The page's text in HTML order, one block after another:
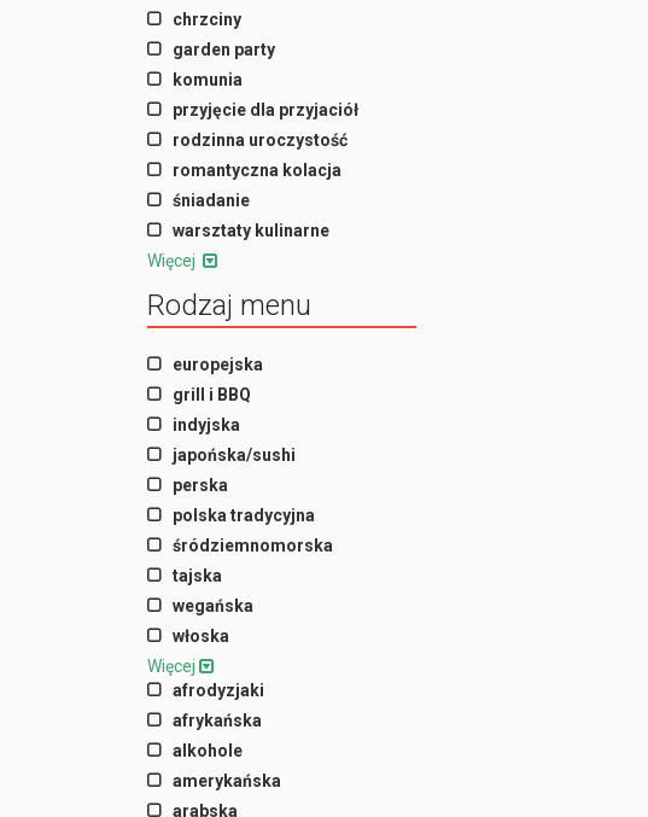
chrzciny
garden party
komunia
przyjęcie dla przyjaciół
rodzinna uroczystość
romantyczna kolacja
śniadanie
warsztaty kulinarne
Więcej
Rodzaj menu
europejska
grill i BBQ
indyjska
japońska/sushi
perska
polska tradycyjna
śródziemnomorska
tajska
wegańska
włoska
Więcej
afrodyzjaki
afrykańska
alkohole
amerykańska
arabska